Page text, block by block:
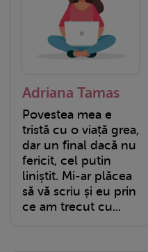
Adriana Tamas
Povestea mea e
tristă cu o viață grea,
dar un final dacă nu
fericit, cel putin
liniștit. Mi-ar plăcea
să vă scriu și eu prin
ce am trecut cu...